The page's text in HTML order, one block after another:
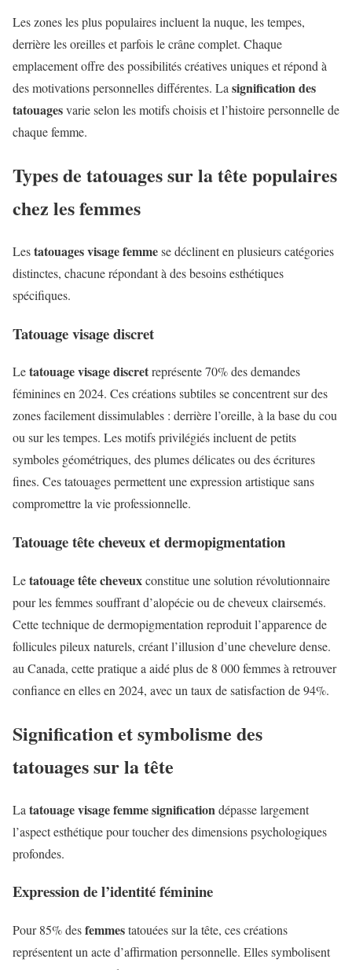
Les zones les plus populaires incluent la nuque, les tempes,
derrière les oreilles et parfois le crâne complet. Chaque
emplacement offre des possibilités créatives uniques et répond à
des motivations personnelles différentes. La signification des
tatouagesvarie selon les motifs choisis et l’histoire personnelle de
chaque femme.
Types de tatouages sur la tête populaires
chez les femmes
Lestatouages visage femmese déclinent en plusieurs catégories
distinctes, chacune répondant à des besoins esthétiques
spécifiques.
Tatouage visage discret
Letatouage visage discretreprésente 70% des demandes
féminines en 2024. Ces créations subtiles se concentrent sur des
zones facilement dissimulables : derrière l’oreille, à la base du cou
ou sur les tempes. Les motifs privilégiés incluent de petits
symboles géométriques, des plumes délicates ou des écritures
fines. Ces tatouages permettent une expression artistique sans
compromettre la vie professionnelle.
Tatouage tête cheveux et dermopigmentation
Letatouage tête cheveuxconstitue une solution révolutionnaire
pour les femmes souffrant d’alopécie ou de cheveux clairsemés.
Cette technique de dermopigmentation reproduit l’apparence de
follicules pileux naturels, créant l’illusion d’une chevelure dense.
au Canada, cette pratique a aidé plus de 8 000 femmes à retrouver
confiance en elles en 2024, avec un taux de satisfaction de 94%.
Signification et symbolisme des
tatouages sur la tête
La tatouage visage femme significationdépasse largement
l’aspect esthétique pour toucher des dimensions psychologiques
profondes.
Expression de l’identité féminine
Pour 85% desfemmestatouées sur la tête, ces créations
représentent un acte d’affirmation personnelle. Elles symbolisent